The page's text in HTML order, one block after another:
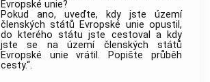
Evropské unie?
Pokud ano, uveďte, kdy jste území
členských států Evropské unie opustil,
do kterého státu jste cestoval a kdy
jste se na území členských států
Evropské unie vrátil. Popište průběh
cesty.“.